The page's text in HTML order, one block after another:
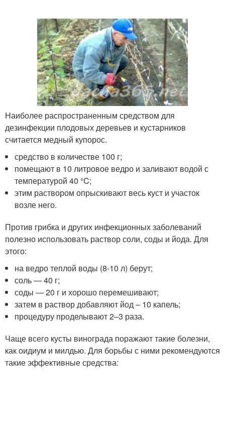
Наиболее распространенным средством для
дезинфекции плодовых деревьев и кустарников
считается медный купорос.
средство в количестве 100 г;
помещают в 10 литровое ведро и заливают водой с
температурой 40 °C;
этим раствором опрыскивают весь куст и участок
возле него.
Против грибка и других инфекционных заболеваний
полезно использовать раствор соли, соды и йода. Для
этого:
на ведро теплой воды (8-10 л) берут;
соль — 40 г;
соды — 20 г и хорошо перемешивают;
затем в раствор добавляют йод – 10 капель;
процедуру проделывают 2–3 раза.
Чаще всего кусты винограда поражают такие болезни,
как оидиум и милдью. Для борьбы с ними рекомендуются
такие эффективные средства: